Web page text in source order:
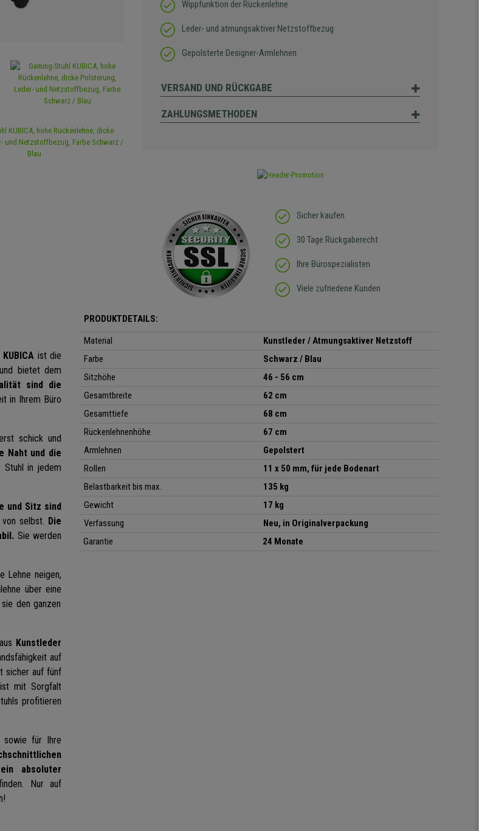
Wippfunktion der Rückenlehne
Leder- und atmungsaktiver Netzstoffbezug
Gepolsterte Designer-Armlehnen
VERSAND UND RÜCKGABE
ZAHLUNGSMETHODEN
Sicher kaufen
30 Tage Rückgaberecht
Ihre Bürospezialisten
Viele zufriedene Kunden
KUBICA ist die
und bietet dem
sind die
in Ihrem Büro
schick und
Naht und die
Stuhl in jedem
und Sitz sind
selbst. Die
Sie werden
Lehne neigen,
über eine
den ganzen
Kunstleder
auf
sicher auf fünf
mit Sorgfalt
profitieren
sowie für Ihre
absoluter
Nur auf
PRODUKTDETAILS:
Material
Kunstleder / Atmungsaktiver Netzstoff
Farbe
Schwarz / Blau
Sitzhöhe
46 - 56 cm
Gesamtbreite
62 cm
Gesamttiefe
68 cm
Rückenlehnenhöhe
67 cm
Armlehnen
Gepolstert
Rollen
11 x 50 mm, für jede Bodenart
Belastbarkeit bis max.
135 kg
Gewicht
17 kg
Verfassung
Neu, in Originalverpackung
Garantie
24 Monate